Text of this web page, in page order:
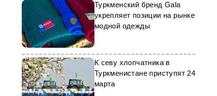
Туркменский бренд Gala
укрепляет позиции на рынке
модной одежды
К севу хлопчатника в
Туркменистане приступят 24
марта